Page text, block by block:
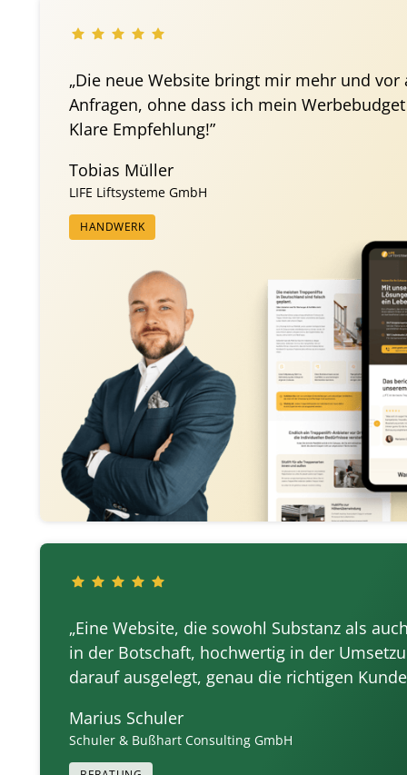
„Die neue Website bringt mir mehr und vor
Anfragen, ohne dass ich mein
Klare Empfehlung!”
Tobias Müller
LIFE Liftsysteme GmbH
HANDWERK
„Eine Website, die sowohl Substanz als
in der Botschaft, hochwertig in der
darauf ausgelegt, genau die richtigen
Marius Schuler
Schuler & Bußhart Consulting GmbH